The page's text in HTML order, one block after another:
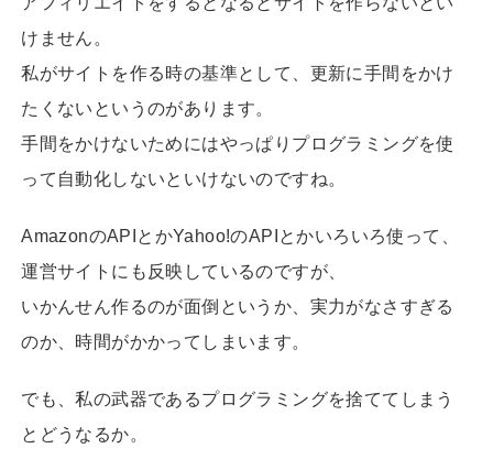
けません。
私がサイトを作る時の基準として、更新に手間をかけ
たくないというのがあります。
手間をかけないためにはやっぱりプログラミングを使
って自動化しないといけないのですね。
AmazonのAPIとかYahoo!のAPIとかいろいろ使って、
運営サイトにも反映しているのですが、
いかんせん作るのが面倒というか、実力がなさすぎる
のか、時間がかかってしまいます。
でも、私の武器であるプログラミングを捨ててしまう
とどうなるか。